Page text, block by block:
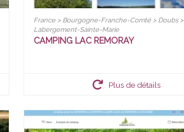
France > Bourgogne-Franche-Comté > Doubs >
Labergement-Sainte-Marie
CAMPING LAC REMORAY
Plus de détails